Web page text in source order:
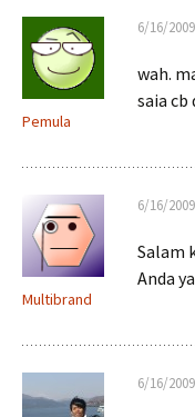
Pemula
6/16/
wah.
saia cb
Multibrand
6/16/
Salam
Anda
6/16/